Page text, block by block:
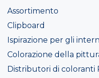
Assortimento
Clipboard
Ispirazione per gli
Colorazione della
Distributori di coloranti